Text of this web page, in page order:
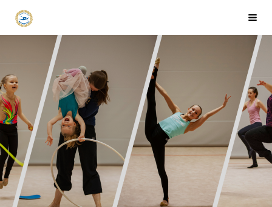
Siirry
sivun
sisältöön
Tapanilan Erä Voimistelujaosto